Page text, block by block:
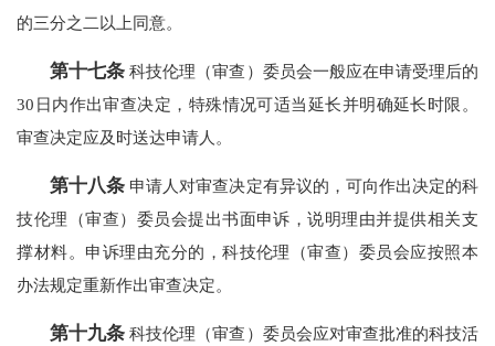
的三分之二以上同意。
第十七条 科技伦理（审查）委员会一般应在申请受理后的
30日内作出审查决定，特殊情况可适当延长并明确延长时限。
审查决定应及时送达申请人。
第十八条 申请人对审查决定有异议的，可向作出决定的科
技伦理（审查）委员会提出书面申诉，说明理由并提供相关支
撑材料。申诉理由充分的，科技伦理（审查）委员会应按照本
办法规定重新作出审查决定。
第十九条 科技伦理（审查）委员会应对审查批准的科技活